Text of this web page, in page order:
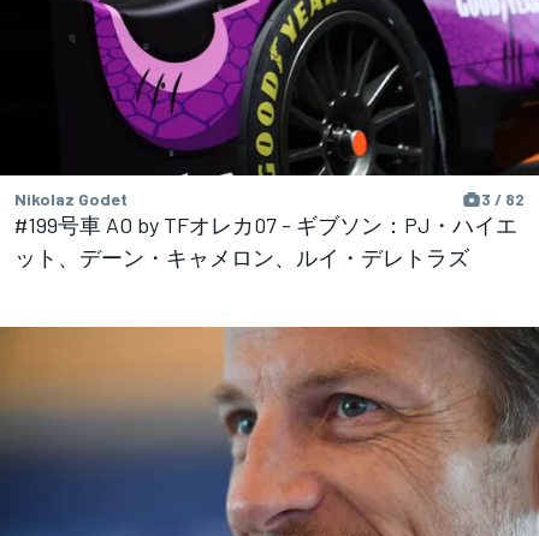
Nikolaz Godet 3 / 82
#199号車 AO by TFオレカ07 - ギブソン：PJ・ハイエ
ット、デーン・キャメロン、ルイ・デレトラズ